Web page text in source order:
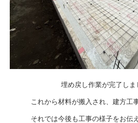
埋め戻し作業が完了しま
これから材料が搬入され、建方工
それでは今後も工事の様子をお伝